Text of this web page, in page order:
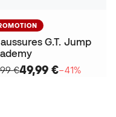
G.T. Jump
€49,99 €−41%